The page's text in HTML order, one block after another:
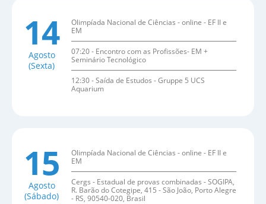
14
Agosto
(Sexta)
Olimpíada Nacional de Ciências - online - EF II e
EM
07:20 - Encontro com as Profissões- EM +
Seminário Tecnológico
12:30 - Saída de Estudos - Gruppe 5 UCS
Aquarium
15
Agosto
(Sábado)
Olimpíada Nacional de Ciências - online - EF II e
EM
Cergs - Estadual de provas combinadas - SOGIPA,
R. Barão do Cotegipe, 415 - São João, Porto Alegre
- RS, 90540-020, Brasil